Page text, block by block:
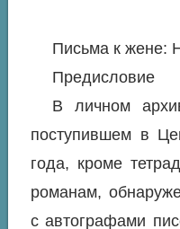
Письма к жене:
Предисловие
В личном
поступившем в
года, кроме
романам,
с автографами